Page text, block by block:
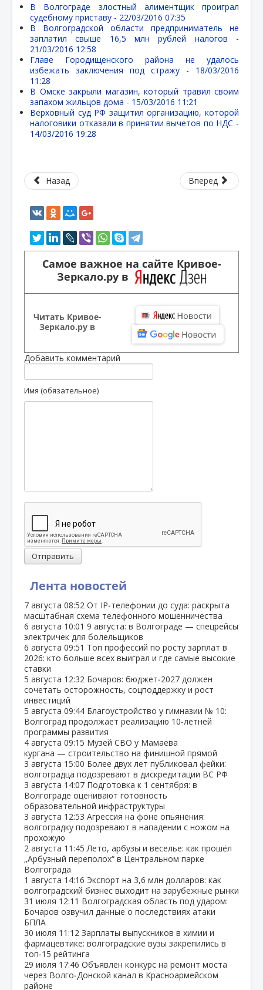
Лента новостей
7 августа 08:52 От IP‑телефонии до суда: раскрыта
масштабная схема телефонного мошенничества
6 августа 10:01 9 августа: в Волгограде — спецрейсы
электричек для болельщиков
6 августа 09:51 Топ профессий по росту зарплат в
2026: кто больше всех выиграл и где самые высокие
ставки
5 августа 12:32 Бочаров: бюджет‑2027 должен
сочетать осторожность, соцподдержку и рост
инвестиций
5 августа 09:44 Благоустройство у гимназии № 10:
Волгоград продолжает реализацию 10‑летней
программы развития
4 августа 09:15 Музей СВО у Мамаева
кургана — строительство на финишной прямой
3 августа 15:00 Более двух лет публиковал фейки:
волгоградца подозревают в дискредитации ВС РФ
3 августа 14:07 Подготовка к 1 сентября: в
Волгограде оценивают готовность
образовательной инфраструктуры
3 августа 12:53 Агрессия на фоне опьянения:
волгоградку подозревают в нападении с ножом на
прохожую
2 августа 11:45 Лето, арбузы и веселье: как прошёл
„Арбузный переполох“ в Центральном парке
Волгограда
1 августа 14:16 Экспорт на 3,6 млн долларов: как
волгоградский бизнес выходит на зарубежные рынки
31 июля 12:11 Волгоградская область под ударом:
Бочаров озвучил данные о последствиях атаки
БПЛА
30 июля 11:12 Зарплаты выпускников в химии и
фармацевтике: волгоградские вузы закрепились в
топ‑15 рейтинга
29 июля 17:46 Объявлен конкурс на ремонт моста
через Волго‑Донской канал в Красноармейском
районе
В Волгограде злостный алиментщик проиграл
судебному приставу - 22/03/2016 07:35
В Волгоградской области предприниматель не
заплатил свыше 16,5 млн рублей налогов -
21/03/2016 12:58
Главе Городищенского района не удалось
избежать заключения под стражу - 18/03/2016
11:28
В Омске закрыли магазин, который травил своим
запахом жильцов дома - 15/03/2016 11:21
Верховный суд РФ защитил организацию, которой
налоговики отказали в принятии вычетов по НДС -
14/03/2016 19:28
Назад Вперед
Самое важное на сайте Кривое-
Зеркало.ру в
Читать Кривое-
Зеркало.ру в
Добавить комментарий
Имя (обязательное)
Отправить